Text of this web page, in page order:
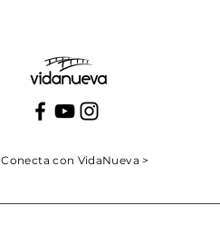
Conecta con VidaNueva >